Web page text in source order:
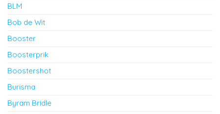
BLM
Bob de Wit
Booster
Boosterprik
Boostershot
Burisma
Byram Bridle